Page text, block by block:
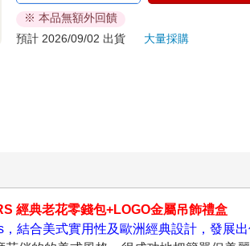
※ 本品無額外回饋
預計 2026/09/02 出貨
大量採購
經典老花零錢包+LOGO金屬吊飾禮盒
結合美式實用性及歐洲經典設計，發展